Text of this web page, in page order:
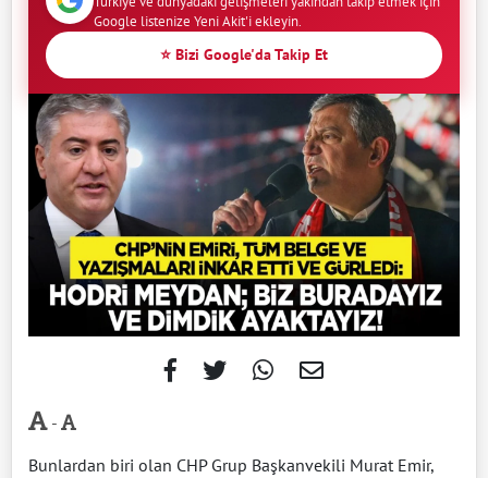
Google listenize Yeni Akit'i ekleyin.
⭐ Bizi Google'da Takip Et
-
Bunlardan biri olan CHP Grup Başkanvekili Murat Emir,